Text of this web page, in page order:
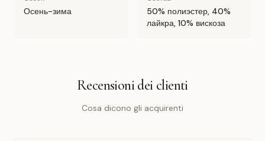
Осень-зима
50% полиэстер, 40%
лайкра, 10% вискоза
Recensioni dei clienti
Cosa dicono gli acquirenti